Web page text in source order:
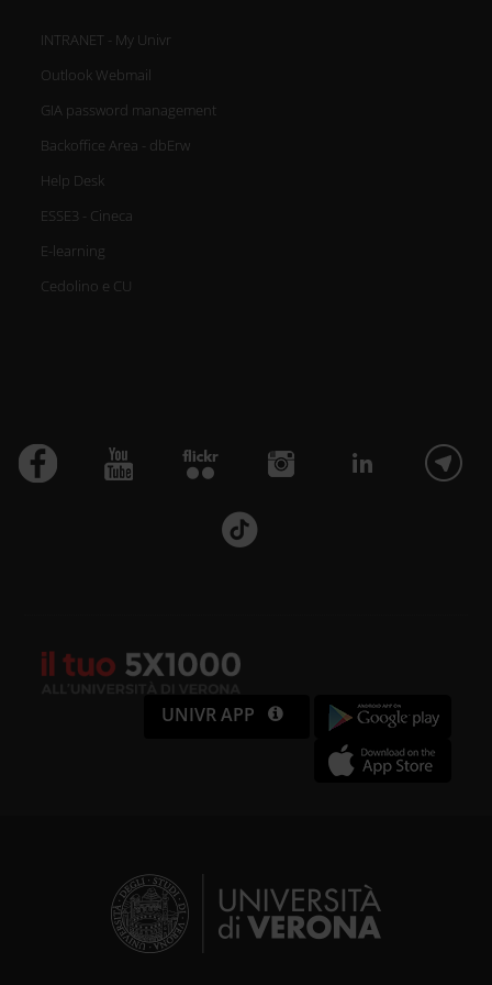
INTRANET - My Univr
Outlook Webmail
GIA password management
Backoffice Area - dbErw
Help Desk
ESSE3 - Cineca
E-learning
Cedolino e CU
UNIVR APP